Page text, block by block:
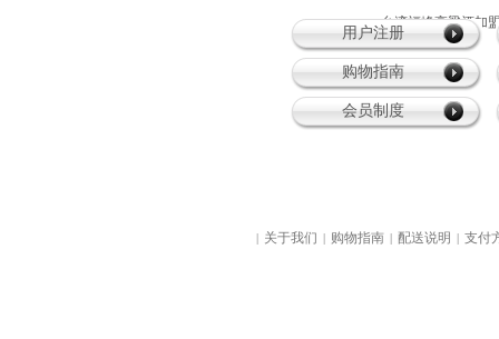
、台湾福峰高粱酒加
| 关于我们 | 购物指南 | 配送说明 | 支付
用户注册
购物指南
会员制度